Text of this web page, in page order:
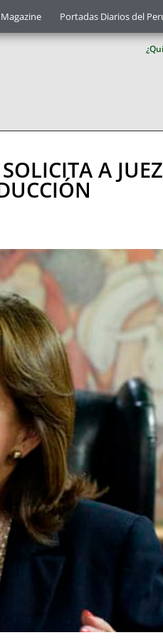
Magazine Portadas Diarios del
A